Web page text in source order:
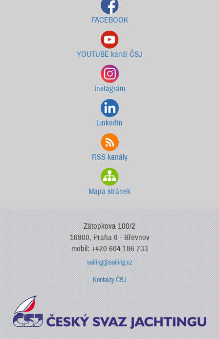
FACEBOOK
YOUTUBE kanál ČSJ
Instagram
LinkedIn
RSS kanály
Mapa stránek
Zátopkova 100/2
16900, Praha 6 - Břevnov
mobil: +420 604 186 733
sailing@sailing.cz
Kontakty ČSJ